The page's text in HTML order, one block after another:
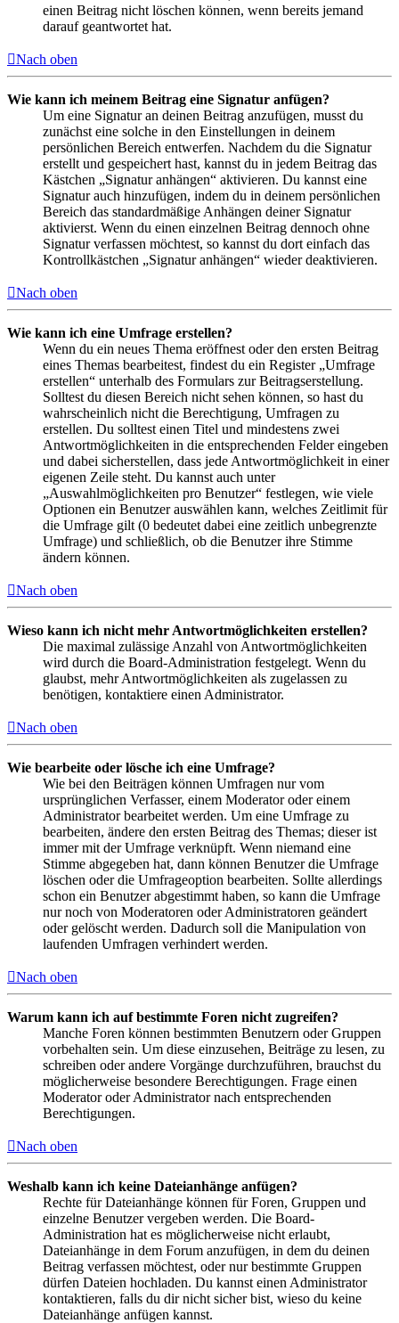
einen Beitrag nicht löschen können, wenn bereits jemand
darauf geantwortet hat.
Nach oben
Wie kann ich meinem Beitrag eine Signatur anfügen?
Um eine Signatur an deinen Beitrag anzufügen, musst du
zunächst eine solche in den Einstellungen in deinem
persönlichen Bereich entwerfen. Nachdem du die Signatur
erstellt und gespeichert hast, kannst du in jedem Beitrag das
Kästchen „Signatur anhängen“ aktivieren. Du kannst eine
Signatur auch hinzufügen, indem du in deinem persönlichen
Bereich das standardmäßige Anhängen deiner Signatur
aktivierst. Wenn du einen einzelnen Beitrag dennoch ohne
Signatur verfassen möchtest, so kannst du dort einfach das
Kontrollkästchen „Signatur anhängen“ wieder deaktivieren.
Nach oben
Wie kann ich eine Umfrage erstellen?
Wenn du ein neues Thema eröffnest oder den ersten Beitrag
eines Themas bearbeitest, findest du ein Register „Umfrage
erstellen“ unterhalb des Formulars zur Beitragserstellung.
Solltest du diesen Bereich nicht sehen können, so hast du
wahrscheinlich nicht die Berechtigung, Umfragen zu
erstellen. Du solltest einen Titel und mindestens zwei
Antwortmöglichkeiten in die entsprechenden Felder eingeben
und dabei sicherstellen, dass jede Antwortmöglichkeit in einer
eigenen Zeile steht. Du kannst auch unter
„Auswahlmöglichkeiten pro Benutzer“ festlegen, wie viele
Optionen ein Benutzer auswählen kann, welches Zeitlimit für
die Umfrage gilt (0 bedeutet dabei eine zeitlich unbegrenzte
Umfrage) und schließlich, ob die Benutzer ihre Stimme
ändern können.
Nach oben
Wieso kann ich nicht mehr Antwortmöglichkeiten erstellen?
Die maximal zulässige Anzahl von Antwortmöglichkeiten
wird durch die Board-Administration festgelegt. Wenn du
glaubst, mehr Antwortmöglichkeiten als zugelassen zu
benötigen, kontaktiere einen Administrator.
Nach oben
Wie bearbeite oder lösche ich eine Umfrage?
Wie bei den Beiträgen können Umfragen nur vom
ursprünglichen Verfasser, einem Moderator oder einem
Administrator bearbeitet werden. Um eine Umfrage zu
bearbeiten, ändere den ersten Beitrag des Themas; dieser ist
immer mit der Umfrage verknüpft. Wenn niemand eine
Stimme abgegeben hat, dann können Benutzer die Umfrage
löschen oder die Umfrageoption bearbeiten. Sollte allerdings
schon ein Benutzer abgestimmt haben, so kann die Umfrage
nur noch von Moderatoren oder Administratoren geändert
oder gelöscht werden. Dadurch soll die Manipulation von
laufenden Umfragen verhindert werden.
Nach oben
Warum kann ich auf bestimmte Foren nicht zugreifen?
Manche Foren können bestimmten Benutzern oder Gruppen
vorbehalten sein. Um diese einzusehen, Beiträge zu lesen, zu
schreiben oder andere Vorgänge durchzuführen, brauchst du
möglicherweise besondere Berechtigungen. Frage einen
Moderator oder Administrator nach entsprechenden
Berechtigungen.
Nach oben
Weshalb kann ich keine Dateianhänge anfügen?
Rechte für Dateianhänge können für Foren, Gruppen und
einzelne Benutzer vergeben werden. Die Board-
Administration hat es möglicherweise nicht erlaubt,
Dateianhänge in dem Forum anzufügen, in dem du deinen
Beitrag verfassen möchtest, oder nur bestimmte Gruppen
dürfen Dateien hochladen. Du kannst einen Administrator
kontaktieren, falls du dir nicht sicher bist, wieso du keine
Dateianhänge anfügen kannst.